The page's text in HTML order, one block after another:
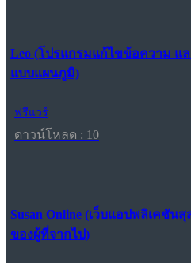
Leo (โปรแกรมแก้ไขข้อความ แ
แบบแผนภูมิ)
ฟรีแวร์
ดาวน์โหลด : 10
Susan Online (เว็บแอปพลิเคชั
ของผู้ที่จากไป)